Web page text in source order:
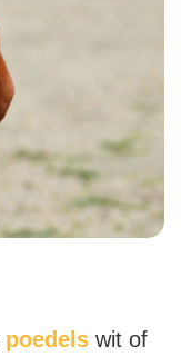
poedels wit of